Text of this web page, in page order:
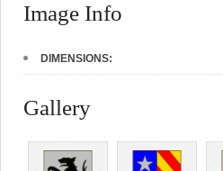
Image Info
DIMENSIONS:
Gallery